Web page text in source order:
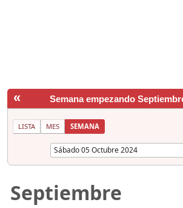
« Semana empezando
LISTA MES SEMANA
Septiembre